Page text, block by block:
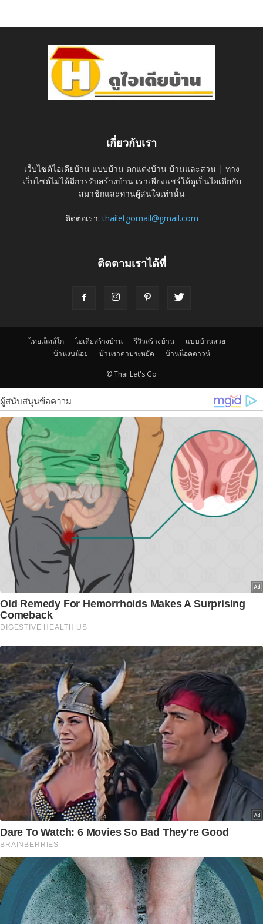
เกี่ยวกับเรา
เว็บไซต์ไอเดียบ้าน แบบบ้าน ตกแต่งบ้าน บ้านและสวน | ทาง
เว็บไซต์ไม่ได้มีการรับสร้างบ้าน เราเพียงแชร์ให้ดูเป็นไอเดียกับ
สมาชิกและท่านผู้สนใจเท่านั้น
ติดต่อเรา:thailetgomail@gmail.com
ติดตามเราได้ที่
ไทยเล็ทส์โก ไอเดียสร้างบ้าน รีวิวสร้างบ้าน
แบบบ้านสวย
บ้านงบน้อย
บ้านราคาประหยัด บ้านน็อคดาวน์
© Thai Let's Go